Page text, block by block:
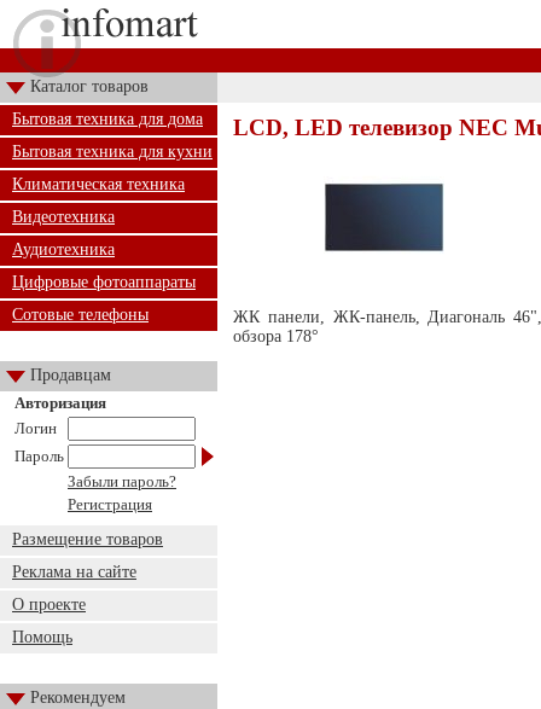
Каталог товаров
Бытовая техника для дома
Бытовая техника для кухни
Климатическая техника
Видеотехника
Аудиотехника
Цифровые фотоаппараты
Сотовые телефоны
Продавцам
Авторизация
Логин
Пароль
Забыли пароль?
Регистрация
Размещение товаров
Реклама на сайте
О проекте
Помощь
Рекомендуем
LCD, LED телевизор NEC
ЖК панели, ЖК-панель, Диагональ 46",
обзора 178°